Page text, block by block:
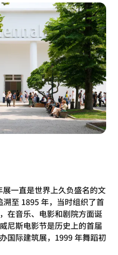
一直是世界上久负盛名的文
至 1895 年，当时组织了首
在音乐、电影和剧院方面诞
尼斯电影节是历史上的首届
国际建筑展，1999 年舞蹈初